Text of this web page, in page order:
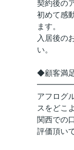
契約後の
初めて感
ます。
入居後の
い。
◆顧客満
アフログ
スをどこ
関西での
評価頂い